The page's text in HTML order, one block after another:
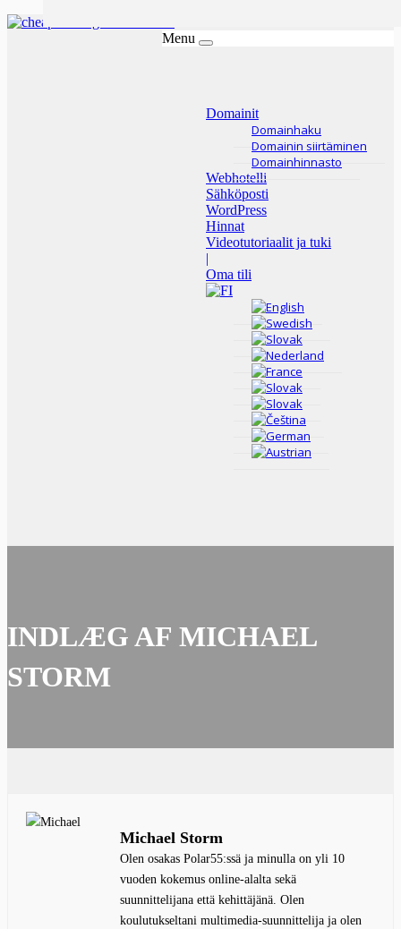
Menu
Domainit
Domainhaku
Domainin siirtäminen
Domainhinnasto
Webhotelli
Sähköposti
WordPress
Hinnat
Videotutoriaalit ja tuki
|
Oma tili
INDLÆG AF MICHAEL
STORM
Michael Storm
Olen osakas Polar55:ssä ja minulla on yli 10
vuoden kokemus online-alalta sekä
suunnittelijana että kehittäjänä. Olen
koulutukseltani multimedia-suunnittelija ja olen